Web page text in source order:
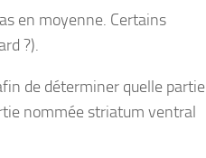
en moyenne. Certains
?).
de déterminer quelle partie
nommée striatum ventral